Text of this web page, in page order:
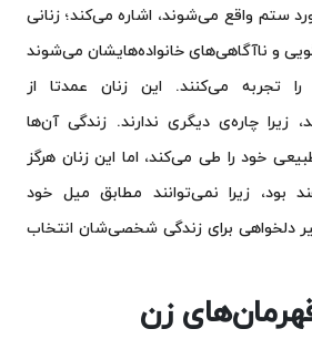
ستم واقع می‌شوند، اشاره می‌کند؛ زنانی
و ناآگاهی‌های خانواده‌هایشان می‌شوند
تجربه می‌کنند. این زنان عمدتا از
زیرا چاره‌‌ی دیگری ندارند. زندگی آن‌ها
خود را طی می‌کند، اما این زنان هرگز
بود، زیرا نمی‌توانند مطابق میل خود
دلخواهی برای زندگی شخصی‌شان انتخاب
زن